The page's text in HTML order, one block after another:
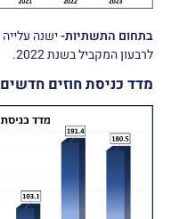
בתחום התשתיות-
לרבעון המקביל בשנת 2022.
מדד כניסת חוזים חדשים